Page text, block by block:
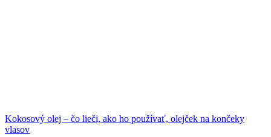
Kokosový olej – čo lieči, ako ho používať, olejček na končeky
vlasov